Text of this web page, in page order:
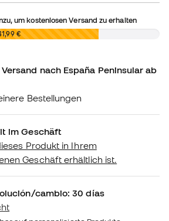
um kostenlosen Versand zu erhalten
€
nach España Peninsular ab
Bestellungen
im Geschäft
Produkt in Ihrem
Geschäft erhältlich ist.
cambio: 30 días